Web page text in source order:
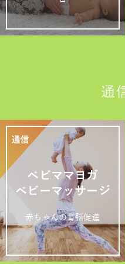
通
ベビママヨガ
ベビーマッサージ
赤ちゃんの育脳促進